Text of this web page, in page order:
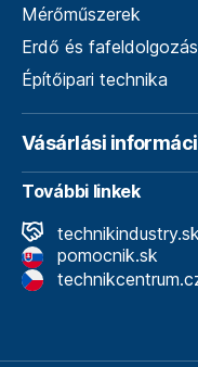
Mérőműszerek
Erdő és fafeldolgozás
Építőipari technika
Vásárlási
További linkek
pomocnik.sk